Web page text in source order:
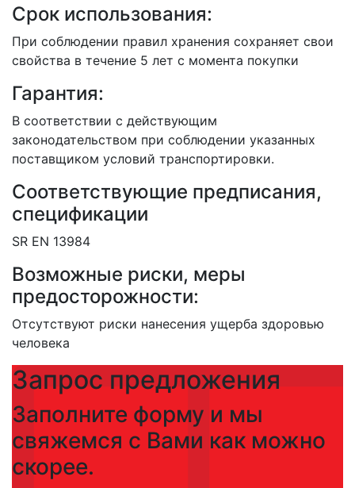
Срок использования:
При соблюдении правил хранения сохраняет свои
свойства в течение 5 лет с момента покупки
Гарантия:
В соответствии с действующим
законодательством при соблюдении указанных
поставщиком условий транспортировки.
Соответствующие предписания,
спецификации
SR EN 13984
Возможные риски, меры
предосторожности:
Отсутствуют риски нанесения ущерба здоровью
человека
Запрос предложения
Заполните форму и мы
свяжемся с Вами как можно
скорее.